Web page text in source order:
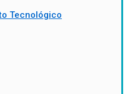
Tecnológico